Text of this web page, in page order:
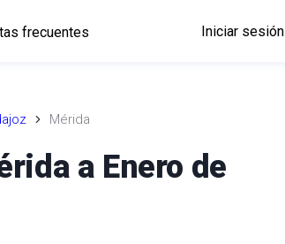
frecuentes Iniciar sesión
Mérida
a Enero de